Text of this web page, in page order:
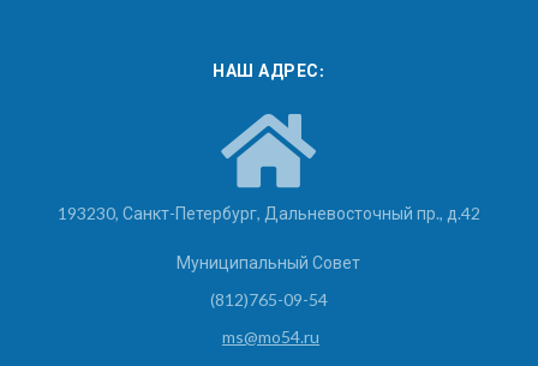
НАШ АДРЕС:
193230, Санкт-Петербург, Дальневосточный пр., д.42
Муниципальный Совет
(812)765-09-54
ms@mo54.ru